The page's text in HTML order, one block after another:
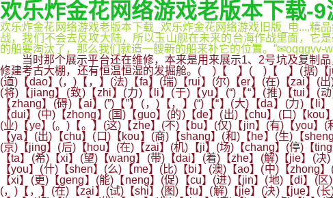
欢乐炸金花网络游戏老版本下载-9
欢乐炸金花网络游戏老版本下载_欢乐炸金花网络游戏旧版_电...,
战，我们不会去反攻大陆，所以玉山舰在未来的台海作战里面，它
的船要淘汰了，那么我们就造一艘新的船来补它的位置。
当时那个展示平台还在维修，本来是用来展示1、2号坑及复制品
修建考古大棚，还有恒温恒湿的发掘舱。( )【 】( )【 】(据)【ju
(道)【dao】(，)【，】(法)【fa】(瑞)【rui】(尔)【er】(在)【zai】(
(将)【jiang】(致)【zhi】(力)【li】(于)【yu】(“)【“】(推)【tui】
【zhang】(碍)【ai】(”)【”】(，)【，】(“)【“】(大)【da】(力)
【dui】(中)【zhong】(国)【guo】(的)【de】(出)【chu】(口)【
(业)【ye】(。)【。】(这)【zhe】(不)【bu】(仅)【jin】(有)【you
【ya】(出)【chu】(口)【kou】(商)【shang】(和)【he】(生)【
(京)【jing】(后)【hou】(在)【zai】(机)【ji】(场)【chang】(停)【
【ta】(希)【xi】(望)【wang】(带)【dai】(着)【zhe】(解)【jie】(
【you】(什)【shen】(么)【me】(比)【bi】(澳)【ao】(中)【
【xi】(更)【geng】(能)【neng】(促)【cu】(进)【jin】(地)【di】(
(，)【，】(在)【zai】(试)【shi】(图)【tu】(解)【jie】(决)【jue】(